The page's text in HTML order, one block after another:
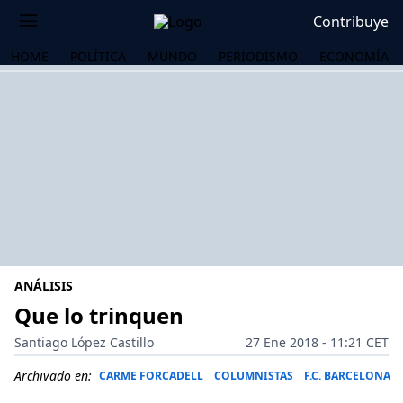
Contribuye
HOME POLÍTICA MUNDO PERIODISMO ECONOMÍA
ANÁLISIS
Que lo trinquen
Santiago López Castillo
27 Ene 2018 - 11:21 CET
Archivado en: CARME FORCADELL COLUMNISTAS F.C. BARCELONA